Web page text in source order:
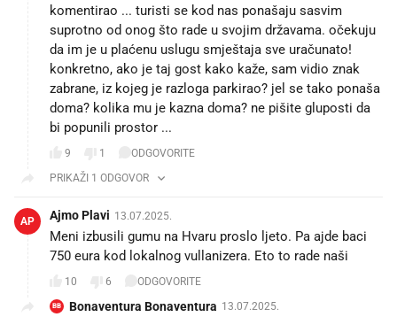
komentirao ... turisti se kod nas ponašaju sasvim
suprotno od onog što rade u svojim državama. očekuju
da im je u plaćenu uslugu smještaja sve uračunato!
konkretno, ako je taj gost kako kaže, sam vidio znak
zabrane, iz kojeg je razloga parkirao? jel se tako ponaša
doma? kolika mu je kazna doma? ne pišite gluposti da
bi popunili prostor ...
9 1
ODGOVORITE
PRIKAŽI 1 ODGOVOR
AP Ajmo Plavi 13.07.2025.
Meni izbusili gumu na Hvaru proslo ljeto. Pa ajde baci
750 eura kod lokalnog vullanizera. Eto to rade naši
10 6 ODGOVORITE
BB Bonaventura Bonaventura 13.07.2025.